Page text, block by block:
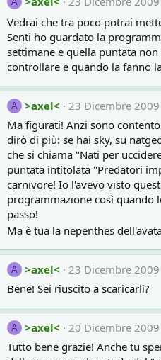
Vedrai che tra poco potrai
Senti ho guardato la
settimane e quella puntata
controllare e quando la fanno
A >axel<
23 Dicembre 2009
Ma figurati! Anzi sono
dirò di più: se hai sky, su
che si chiama "Nati per
puntata intitolata "Predatori
carnivore! Io l'avevo visto
programmazione così quando
passo!
Ma è tua la nepenthes
A >axel<
23 Dicembre 2009
Bene! Sei riuscito a scaricarli?
A >axel<
20 Dicembre 2009
Tutto bene grazie! Anche tu